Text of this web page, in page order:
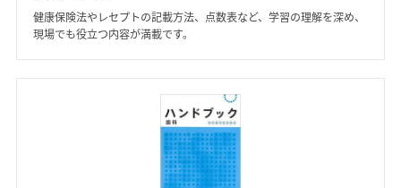
健康保険法やレセプトの記載方法、点数表など、学習の理解を深め、
現場でも役立つ内容が満載です。